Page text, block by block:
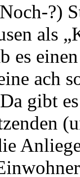
?)
als
es
ach
gibt